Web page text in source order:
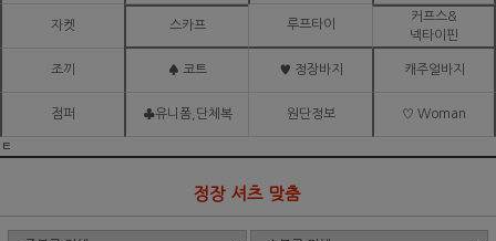
자켓 스카프 루프타이
커프스&
넥타이핀
조끼 ♠ 코트 ♥ 정장바지 캐주얼바지
점퍼 ♣유니폼,단체복 원단정보 ♡ Woman
ㅌ
정장 셔츠 맞춤